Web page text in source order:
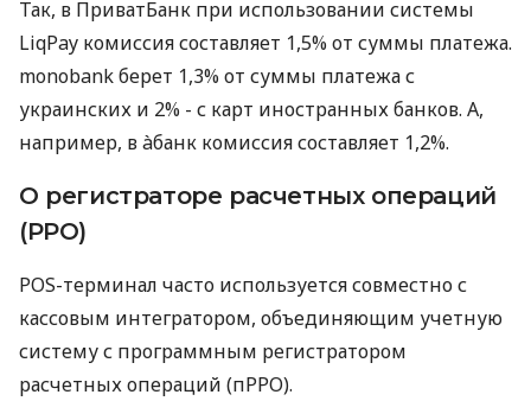
Так, в ПриватБанк при использовании системы
LiqPay комиссия составляет 1,5% от суммы платежа.
monobank берет 1,3% от суммы платежа с
украинских и 2% - с карт иностранных банков. А,
например, в àбанк комиссия составляет 1,2%.
О регистраторе расчетных операций
(РРО)
POS-терминал часто используется совместно с
кассовым интегратором, объединяющим учетную
систему с программным регистратором
расчетных операций (пРРО).